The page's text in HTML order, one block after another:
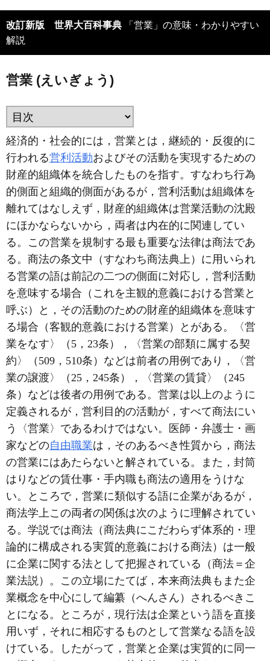
改訂新版 世界大百科事典 「営業」の意味・わかりやすい
解説
営業 (えいぎょう)
経済的・社会的には，営業とは，継続的・反復的に
行われる営利活動およびその活動を実現するための
財産的組織体を統合したものを指す。すなわち行為
的側面と組織的側面があるが，営利活動は組織体を
離れてはなしえず，財産的組織体は営業活動の沈殿
にほかならないから，両者は内在的に関連してい
る。この営業を規制する最も重要な法律は商法であ
る。商法の条文中（すなわち商法典上）に用いられ
る営業の語は前記の二つの側面に対応し，営利活動
を意味する場合（これを主観的意義における営業と
呼ぶ）と，その活動のための財産的組織体を意味す
る場合（客観的意義における営業）とがある。〈営
業をなす〉（5，23条），〈営業の部類に属する契
約〉（509，510条）などは前者の用例であり，〈営
業の譲渡〉（25，245条），〈営業の賃貸〉（245
条）などは後者の用例である。営業は以上のように
定義されるが，営利目的の活動が，すべて商法にい
う〈営業〉であるわけではない。医師・弁護士・画
家などの自由職業は，そのあるべき性質から，商法
の営業にはあたらないと解されている。また，封筒
はりなどの賃仕事・手内職も商法の適用をうけな
い。ところで，営業に類似する語に企業があるが，
商法学上この両者の関係は次のように理解されてい
る。学説では商法（商法典にこだわらず体系的・理
論的に構成される実質的意義における商法）は一般
に企業に関する法として把握されている（商法＝企
業法説）。この立場にたてば，本来商法典もまた企
業概念を中心にして編纂（へんさん）されるべきこ
とになる。ところが，現行法は企業という語を直接
用いず，それに相応するものとして営業なる語を設
けている。したがって，営業と企業は実質的に同一